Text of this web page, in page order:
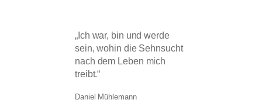
„Ich war, bin und werde
sein, wohin die Sehnsucht
nach dem Leben mich
treibt.“
Daniel Mühlemann